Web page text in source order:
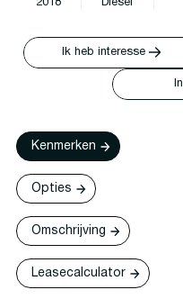
2018 Diesel
Ik heb interesse
Kenmerken
Opties
Omschrijving
Leasecalculator